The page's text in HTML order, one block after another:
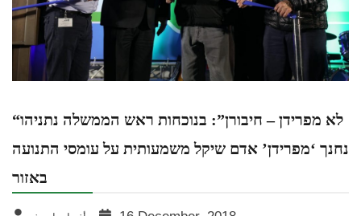
“לא מפרידן – חיבורן”: בנוכחות ראש הממשלה נתניהו
נחנך ‘מפרידן’ אדם שיקל משמעותית על עומסי התנועה
באזור